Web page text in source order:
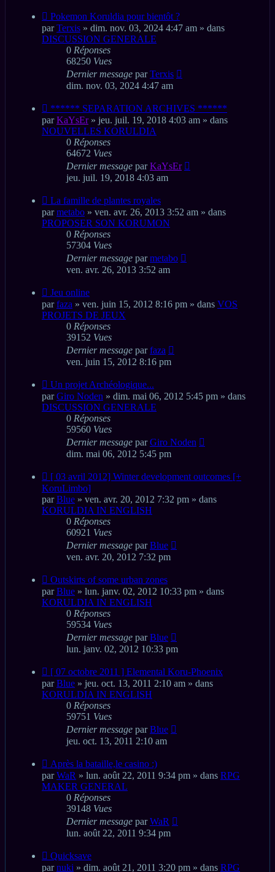
Nouveau
message
Pokemon Koruldia pour bientôt ?
parTerxis » dim. nov. 03, 2024 4:47 am » dans
DISCUSSION GENERALE
0 Réponses
68250 Vues
Dernier message parTerxis
dim. nov. 03, 2024 4:47 am
Nouveau
message
****** SEPARATION ARCHIVES ******
parKaYsEr» jeu. juil. 19, 2018 4:03 am » dans
NOUVELLES KORULDIA
0 Réponses
64672 Vues
Dernier message parKaYsEr
jeu. juil. 19, 2018 4:03 am
Nouveau
message
La famille de plantes royales
parmetabo » ven. avr. 26, 2013 3:52 am » dans
PROPOSER SON KORUMON
0 Réponses
57304 Vues
Dernier message parmetabo
ven. avr. 26, 2013 3:52 am
Nouveau
message
Jeu online
parfaza » ven. juin 15, 2012 8:16 pm » dans VOS
PROJETS DE JEUX
0 Réponses
39152 Vues
Dernier message parfaza
ven. juin 15, 2012 8:16 pm
Nouveau
message
Un projet Archéologique...
parGiro Noden » dim. mai 06, 2012 5:45 pm » dans
DISCUSSION GENERALE
0 Réponses
59560 Vues
Dernier message parGiro Noden
dim. mai 06, 2012 5:45 pm
Nouveau
message
[ 03 avril 2012] Winter development outcomes [+
KoruLimbo]
parBlue » ven. avr. 20, 2012 7:32 pm » dans
KORULDIA IN ENGLISH
0 Réponses
60921 Vues
Dernier message parBlue
ven. avr. 20, 2012 7:32 pm
Nouveau
message
Outskirts of some urban zones
parBlue » lun. janv. 02, 2012 10:33 pm » dans
KORULDIA IN ENGLISH
0 Réponses
59534 Vues
Dernier message parBlue
lun. janv. 02, 2012 10:33 pm
Nouveau
message
[ 07 octobre 2011 ] Elemental Koru-Phoenix
parBlue » jeu. oct. 13, 2011 2:10 am » dans
KORULDIA IN ENGLISH
0 Réponses
59751 Vues
Dernier message parBlue
jeu. oct. 13, 2011 2:10 am
Nouveau
message
Après la bataille,le casino :)
parWaR » lun. août 22, 2011 9:34 pm » dans RPG
MAKER GENERAL
0 Réponses
39148 Vues
Dernier message parWaR
lun. août 22, 2011 9:34 pm
Nouveau
message
Quicksave
parnuki » dim. août 21, 2011 3:20 pm » dans RPG